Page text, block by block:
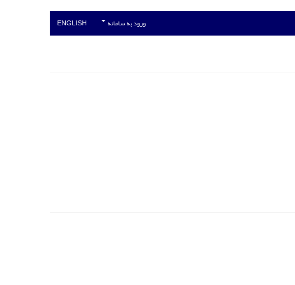
ورود به سامانه ENGLISH